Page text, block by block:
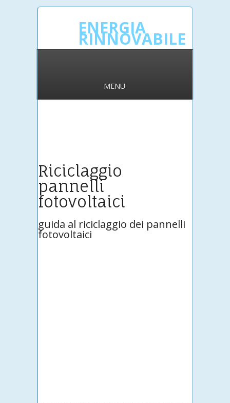
ENERGIA
RINNOVABILE
MENU
Riciclaggio
pannelli
fotovoltaici
guida al riciclaggio dei pannelli
fotovoltaici